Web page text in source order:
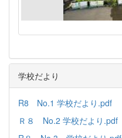
学校だより
R8 No.1 学校だより.pdf
Ｒ８ No.2 学校だより.pdf